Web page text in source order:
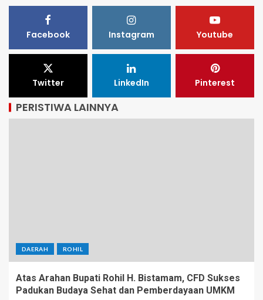
Facebook Instagram Youtube
Twitter LinkedIn Pinterest
PERISTIWA LAINNYA
DAERAH ROHIL
Atas Arahan Bupati Rohil H. Bistamam, CFD Sukses
Padukan Budaya Sehat dan Pemberdayaan UMKM